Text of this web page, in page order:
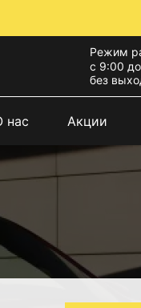
Режим
с 9:00
без
нас Акции